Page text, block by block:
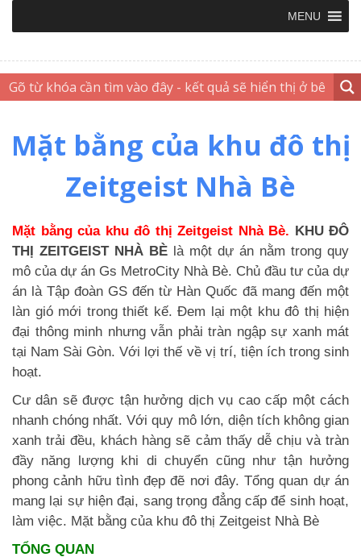
MENU
Mặt bằng của khu đô thị
Zeitgeist Nhà Bè
Mặt bằng của khu đô thị Zeitgeist Nhà Bè. KHU ĐÔ
THỊ ZEITGEIST NHÀ BÈ là một dự án nằm trong quy
mô của dự án Gs MetroCity Nhà Bè. Chủ đầu tư của dự
án là Tập đoàn GS đến từ Hàn Quốc đã mang đến một
làn gió mới trong thiết kế. Đem lại một khu đô thị hiện
đại thông minh nhưng vẫn phải tràn ngập sự xanh mát
tại Nam Sài Gòn. Với lợi thế về vị trí, tiện ích trong sinh
hoạt.
Cư dân sẽ được tận hưởng dịch vụ cao cấp một cách
nhanh chóng nhất. Với quy mô lớn, diện tích không gian
xanh trải đều, khách hàng sẽ cảm thấy dễ chịu và tràn
đầy năng lượng khi di chuyển cũng như tận hưởng
phong cảnh hữu tình đẹp đẽ nơi đây. Tổng quan dự án
mang lại sự hiện đại, sang trọng đẳng cấp để sinh hoạt,
làm việc. Mặt bằng của khu đô thị Zeitgeist Nhà Bè
TỔNG QUAN